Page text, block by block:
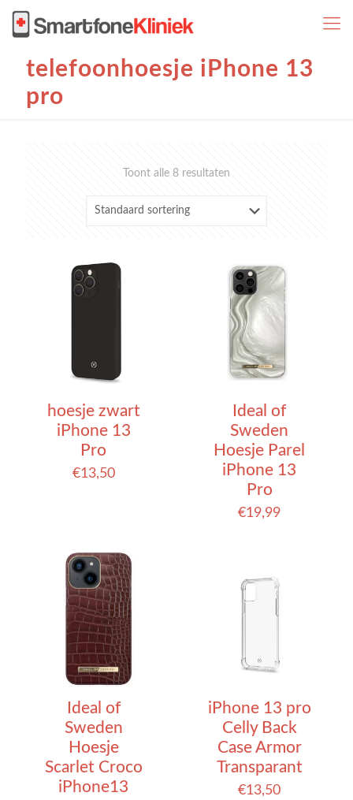
telefoonhoesje iPhone 13
pro
Toont alle 8 resultaten
hoesje zwart
iPhone 13
Pro
€13,50
Ideal of
Sweden
Hoesje Parel
iPhone 13
Pro
€19,99
Ideal of
Sweden
Hoesje
Scarlet Croco
iPhone13
iPhone 13 pro
Celly Back
Case Armor
Transparant
€13,50